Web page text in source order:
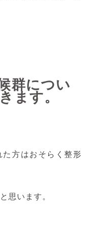
群につい
ます。
方はおそらく整形
思います。